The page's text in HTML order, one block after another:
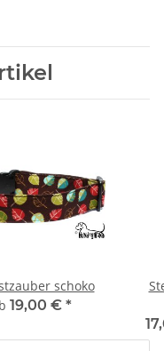
schoko
19,00 € *